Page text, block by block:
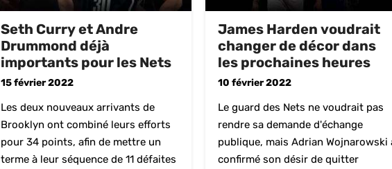
Seth Curry et Andre
Drummond déjà
importants pour les Nets
15 février 2022
Les deux nouveaux arrivants de
Brooklyn ont combiné leurs efforts
pour 34 points, afin de mettre un
terme à leur séquence de 11 défaites
James Harden voudrait
changer de décor dans
les prochaines heures
10 février 2022
Le guard des Nets ne voudrait pas
rendre sa demande d'échange
publique, mais Adrian Wojnarowski
confirmé son désir de quitter